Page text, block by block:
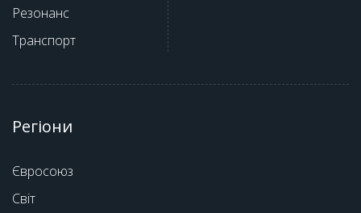
Резонанс
Транспорт
Регіони
Євросоюз
Світ